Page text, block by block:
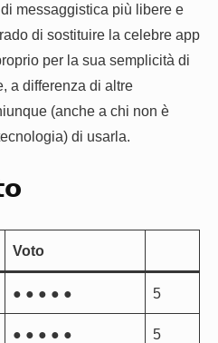
messaggistica più libere e
di sostituire la celebre app
per la sua semplicità di
a differenza di altre
(anche a chi non è
di usarla.
Voto
● ● ● ● ● 5
● ● ● ● ● 5